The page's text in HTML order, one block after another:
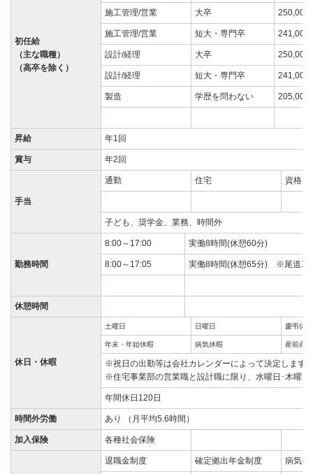
初任給
（主な職種）
（高卒を除く）
施工管理/営業 大卒 250,000
施工管理/営業 短大・専門卒 241,000
設計/経理 大卒 250,000
設計/経理 短大・専門卒 241,000
製造 学歴を問わない 205,000
昇給 年1回
賞与 年2回
手当
通勤 住宅 資格
子ども、奨学金、業務、時間外
勤務時間
8:00～17:00 実働8時間(休憩60分)
8:00～17:05 実働8時間(休憩65分) ※尾道工
休憩時間
休日・休暇
土曜日 日曜日 慶弔休暇
年末・年始休暇 病気休暇 産前産
※祝日の出勤等は会社カレンダーによって決定します
※住宅事業部の営業職と設計職に限り、水曜日･木曜日
年間休日120日
時間外労働 あり （月平均5.6時間）
加入保険 各種社会保険
退職金制度 確定拠出年金制度 病気休